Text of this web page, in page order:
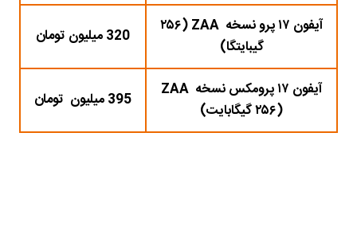
آیفون ۱۷ پرو نسخه ZAA (۲۵۶
گیبایتگا)
320 میلیون تومان
آیفون ۱۷ پرومکس نسخه ZAA
(۲۵۶ گیگابایت)
395 میلیون تومان